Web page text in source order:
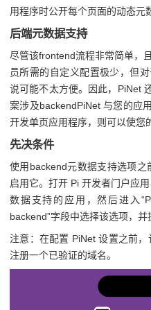
用程序时公开每个页面的动态元
后端元数据支持
尽管该frontend流程非常简单，
员所需的自定义配置极少，但
说可能不太方便。因此，PiNet
案涉及backendPiNet 与您的应
开发单页应用程序，则可以使您
先决条件
使用backend元数据支持选项
启用它。打开 Pi 开发者门户应
数据支持的应用，然后进入
backend”字段中选择该选项，并
注意：在配置 PiNet 设置之前
注册一个已验证的域名。